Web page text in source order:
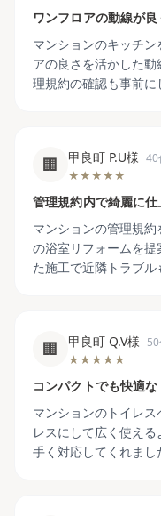
ワンフロアの動線が良
マンションのキッチ
アの良さを活かした
理規約の確認も事前に
🏢 甲良町 P.U様 40
★★★★★
管理規約内で綺麗に仕
マンションの管理規
の浴室リフォームを
た施工で近隣トラブル
🏢 甲良町 Q.V様
★★★★★
コンパクトでも快適
マンションのトイレ
レスにして広く使え
手く対応してくれまし